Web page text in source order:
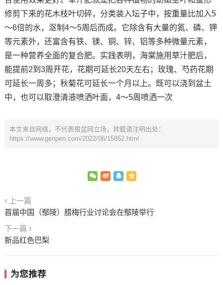
修剪下来的花木枝叶切碎，分类装入坛子中，按重量比加入5
～6倍的水，沤制4～5周后而成。它除含有大量的氮、磷、钾
等元素外，还富含有铁、镁、铜、锌、铝等多种微量元素，
是一种营养全面的复合肥。实践表明，海棠施用草汁肥后，
能提前2到3周开花，花期可延长20天左右；玫瑰、芍药花期
可延长一周多；秋菊花可延长一个月以上。既可以浇到盆土
中，也可以取澄清液喷洒叶面，4～5周喷洒一次
本文来自网络，不代表根盆网立场，转载请注明出处：
https://www.genpen.com/2022/06/15852.html
上一篇
首届中国（鄢陵）腊梅行业讨论会在鄢陵举行
下一篇
新品红色巴梨
为您推荐